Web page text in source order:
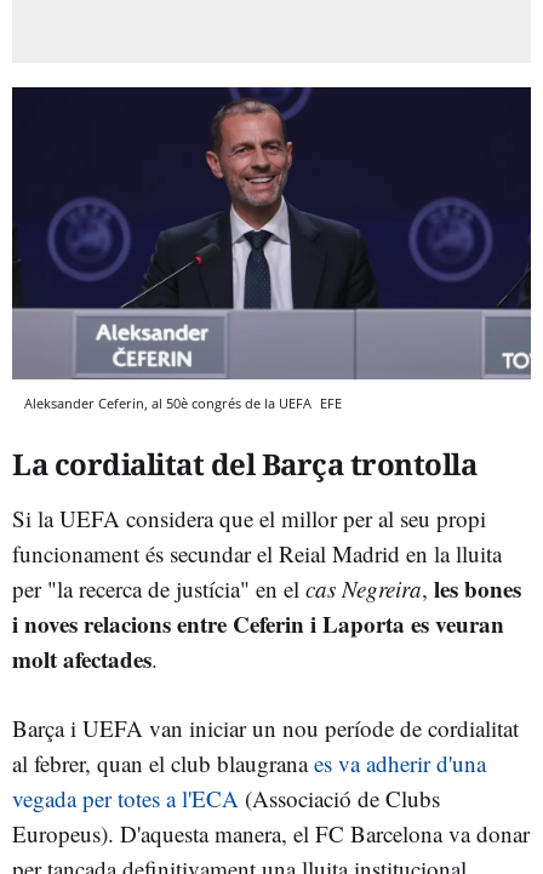
Aleksander Ceferin, al 50è congrés de la UEFA EFE
La cordialitat del Barça trontolla
Si la UEFA considera que el millor per al seu propi
funcionament és secundar el Reial Madrid en la lluita
per "la recerca de justícia" en el cas Negreira, les bones
i noves relacions entre Ceferin i Laporta es veuran
molt afectades.
Barça i UEFA van iniciar un nou període de cordialitat
al febrer, quan el club blaugranaes va adherir d'una
vegada per totes a l'ECA (Associació de Clubs
Europeus). D'aquesta manera, el FC Barcelona va donar